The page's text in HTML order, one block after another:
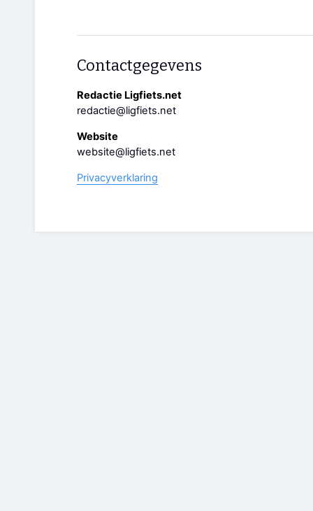
Contactgegevens
Redactie Ligfiets.net
redactie@ligfiets.net
Website
website@ligfiets.net
Privacyverklaring